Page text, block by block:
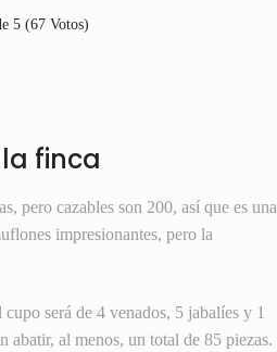
5 (67 Votos)
finca
pero cazables son 200, así que es una
impresionantes, pero la
será de 4 venados, 5 jabalíes y 1
abatir, al menos, un total de 85 piezas.